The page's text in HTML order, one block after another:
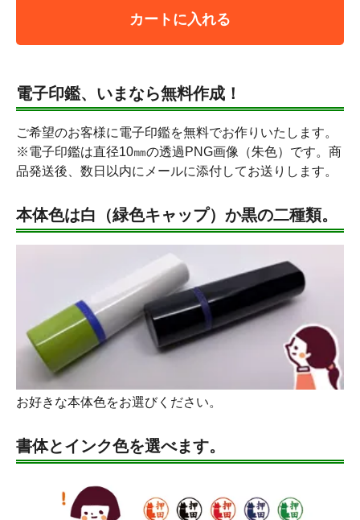
カートに入れる
電子印鑑、いまなら無料作成！
ご希望のお客様に電子印鑑を無料でお作りいたします。
※電子印鑑は直径10㎜の透過PNG画像（朱色）です。商
品発送後、数日以内にメールに添付してお送りします。
本体色は白（緑色キャップ）か黒の二種類。
お好きな本体色をお選びください。
書体とインク色を選べます。